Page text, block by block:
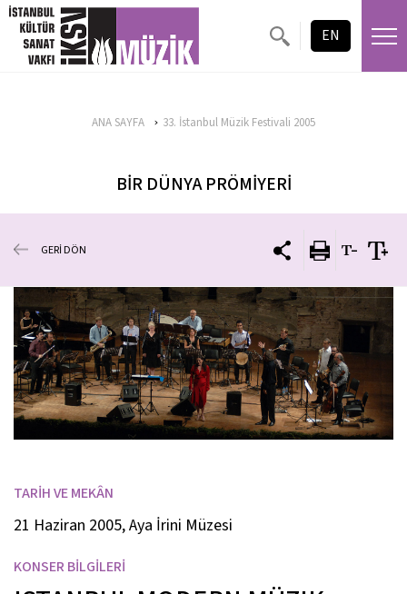
EN
ANA SAYFA 33. İstanbul Müzik Festivali 2005
BİR DÜNYA PRÖMİYERİ
GERİ DÖN
TARİH VE MEKÂN
21 Haziran 2005, Aya İrini Müzesi
KONSER BİLGİLERİ